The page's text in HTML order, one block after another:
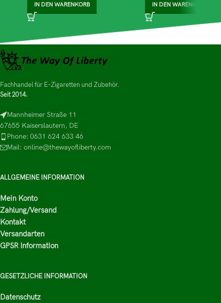
IN DEN WARENKORB IN DEN WARENKORB
Fachhandel für E-Zigaretten und Zubehör.
Seit 2014.
Mannheimer Straße 11
67655 Kaiserslautern, DE
Phone: 0631 624 633 46
Mail: online@thewayofliberty.com
ALLGEMEINE INFORMATION
Mein Konto
Zahlung/Versand
Kontakt
Versandarten
GPSR Information
GESETZLICHE INFORMATION
Datenschutz